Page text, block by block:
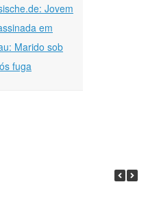
Jovem
em
Marido sob
fuga